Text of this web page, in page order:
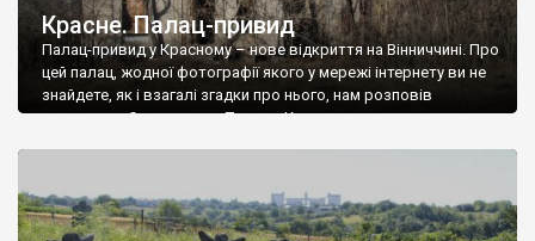
Красне. Палац-привид
Палац-привид у Красному – нове відкриття на Вінниччині. Про
цей палац, жодної фотографії якого у мережі інтернету ви не
знайдете, як і взагалі згадки про нього, нам розповів
мешканець Самгородка. Палац у Красному вразив не лише